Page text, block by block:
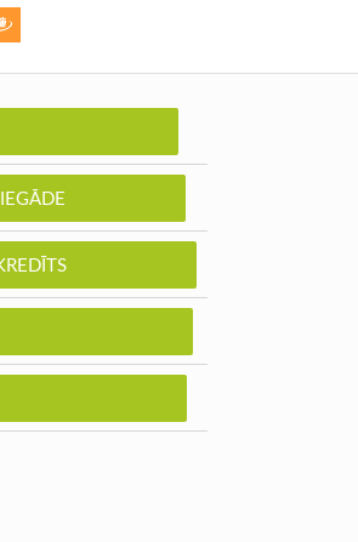
PIEGĀDE
UN KREDĪTS